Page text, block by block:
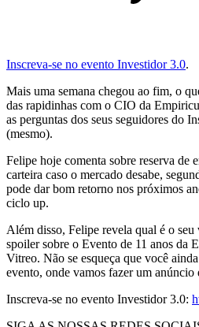
Inscreva-se no evento Investidor 3.0.
Mais uma semana chegou ao fim, o
das rapidinhas com o CIO da
as perguntas dos seus seguidores do
(mesmo).
Felipe hoje comenta sobre reserva de
carteira caso o mercado desabe,
pode dar bom retorno nos próximos
ciclo up.
Além disso, Felipe revela qual é o
spoiler sobre o Evento de 11 anos da
Vitreo. Não se esqueça que você
evento, onde vamos fazer um anúncio
Inscreva-se no evento Investidor 3.0: